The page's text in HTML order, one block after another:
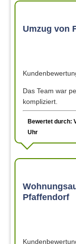
Umzug von
Das Team war
kompliziert.
Bewertet durch:
Uhr
Pfaffendorf